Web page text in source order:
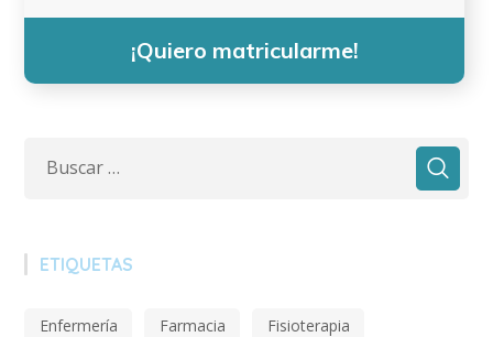
¡Quiero matricularme!
ETIQUETAS
Enfermería Farmacia Fisioterapia